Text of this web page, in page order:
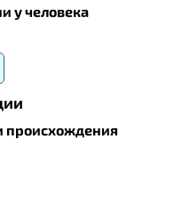
у человека
происхождения